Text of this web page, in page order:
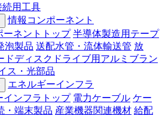
続用工具
情報コンポーネント
ーネントトップ 半導体製造用テープ
泡製品 送配水管・流体輸送管 放
ドディスクドライブ用アルミブラン
ス・光部品
エネルギーインフラ
インフラトップ 電力ケーブル ケー
・端末製品 産業機器関連機材 給配